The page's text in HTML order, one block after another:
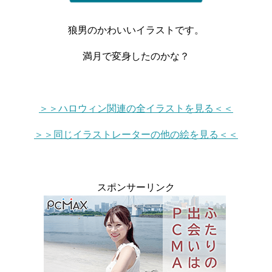
狼男のかわいいイラストです。
満月で変身したのかな？
＞＞ハロウィン関連の全イラストを見る＜＜
＞＞同じイラストレーターの他の絵を見る＜＜
スポンサーリンク